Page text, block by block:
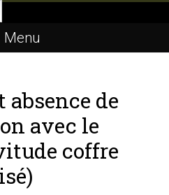
Menu
absence de
avec le
coffre